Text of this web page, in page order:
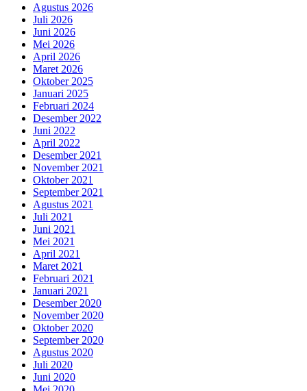
Agustus 2026
Juli 2026
Juni 2026
Mei 2026
April 2026
Maret 2026
Oktober 2025
Januari 2025
Februari 2024
Desember 2022
Juni 2022
April 2022
Desember 2021
November 2021
Oktober 2021
September 2021
Agustus 2021
Juli 2021
Juni 2021
Mei 2021
April 2021
Maret 2021
Februari 2021
Januari 2021
Desember 2020
November 2020
Oktober 2020
September 2020
Agustus 2020
Juli 2020
Juni 2020